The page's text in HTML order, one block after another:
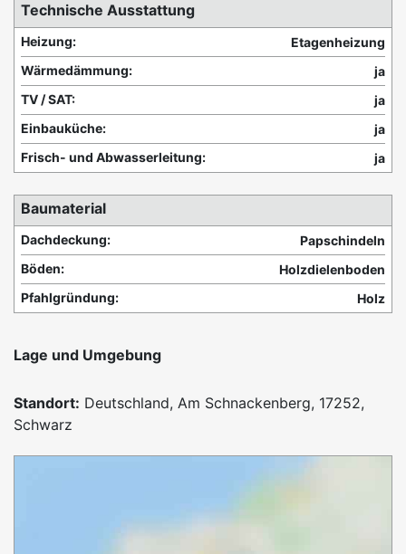
Technische Ausstattung
Heizung:
Etagenheizung
Wärmedämmung:
ja
TV / SAT:
ja
Einbauküche:
ja
Frisch- und Abwasserleitung:
ja
Baumaterial
Dachdeckung:
Papschindeln
Böden:
Holzdielenboden
Pfahlgründung:
Holz
Lage und Umgebung
Standort: Deutschland, Am Schnackenberg, 17252,
Schwarz